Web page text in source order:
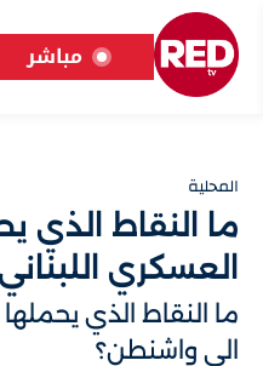
مباشر
المحلية
ما النقاط الذي
العسكري
ما النقاط الذي
الى واشنطن؟